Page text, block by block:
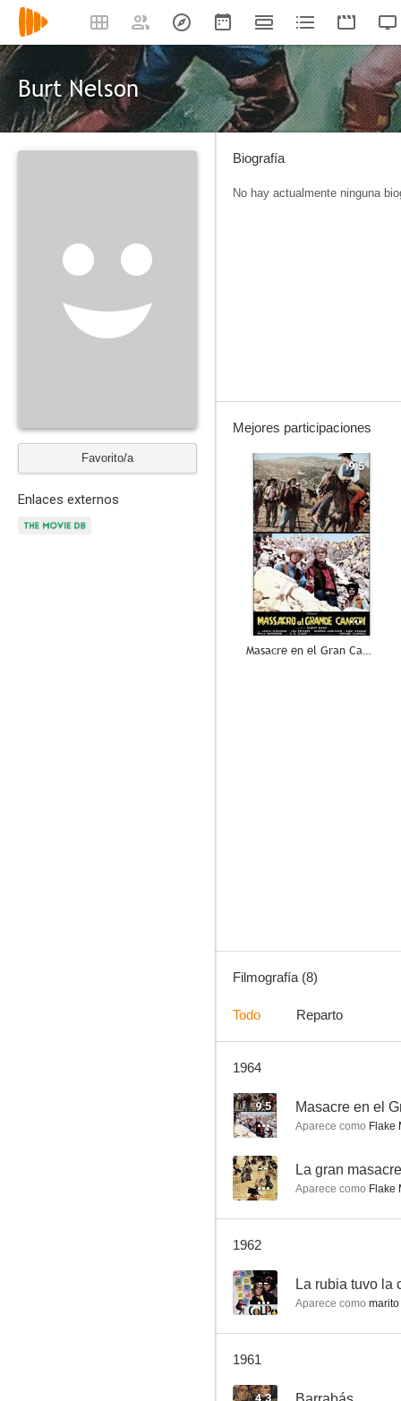
Burt Nelson
Favorito/a
Enlaces externos
Biografía
No hay actualmente ninguna
Mejores participaciones
9.5
Masacre en el Gran Cañón
Drakut il vendicatore
Filmografía (8)
Todo Reparto
1964
9.5 Masacre en el
Aparece como Flake
-- La gran masacre
Aparece como Flake
1962
-- La rubia tuvo la
Aparece como
1961
4.3